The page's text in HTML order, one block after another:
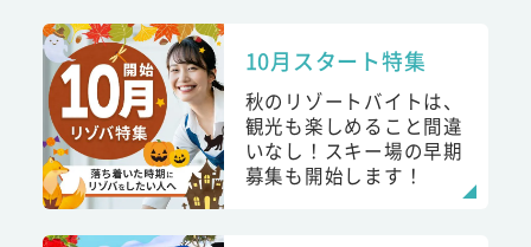
10月スタート特集
秋のリゾートバイトは、
観光も楽しめること間違
いなし！スキー場の早期
募集も開始します！